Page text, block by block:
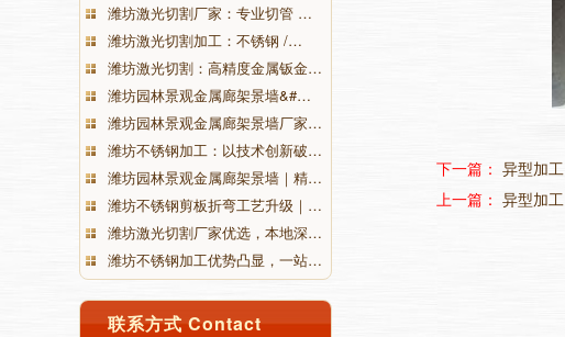
潍坊激光切割厂家：专业切管 …
潍坊激光切割加工：不锈钢 /…
潍坊激光切割：高精度金属钣金…
潍坊园林景观金属廊架景墙&#…
潍坊园林景观金属廊架景墙厂家…
潍坊不锈钢加工：以技术创新破…
潍坊园林景观金属廊架景墙｜精…
潍坊不锈钢剪板折弯工艺升级｜…
潍坊激光切割厂家优选，本地深…
潍坊不锈钢加工优势凸显，一站…
联系方式 Contact
下一篇： 异型加工
上一篇： 异型加工